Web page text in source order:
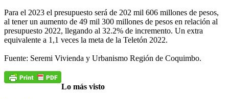
Para el 2023 el presupuesto será de 202 mil 606 millones de pesos,
al tener un aumento de 49 mil 300 millones de pesos en relación al
presupuesto 2022, llegando al 32.2% de incremento. Un extra
equivalente a 1,1 veces la meta de la Teletón 2022.
Fuente: Seremi Vivienda y Urbanismo Región de Coquimbo.
Lo más visto